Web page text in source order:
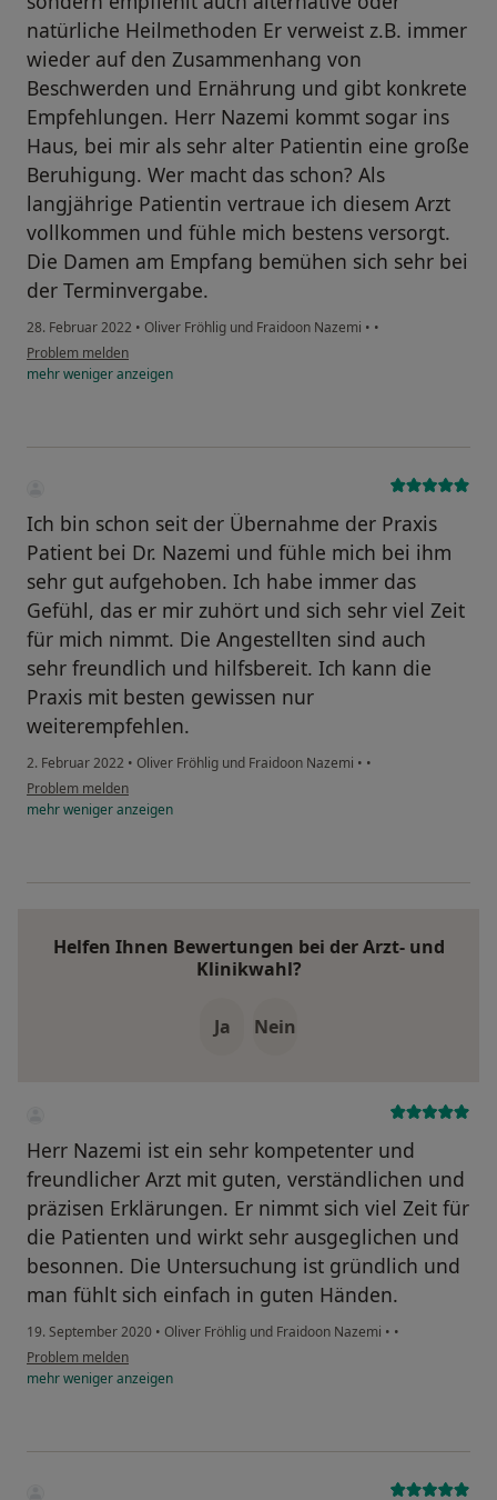
natürliche Heilmethoden Er verweist z.B. immer
wieder auf den Zusammenhang von
Beschwerden und Ernährung und gibt konkrete
Empfehlungen. Herr Nazemi kommt sogar ins
Haus, bei mir als sehr alter Patientin eine große
Beruhigung. Wer macht das schon? Als
langjährige Patientin vertraue ich diesem Arzt
vollkommen und fühle mich bestens versorgt.
Die Damen am Empfang bemühen sich sehr bei
der Terminvergabe.
28. Februar 2022 • Oliver Fröhlig und Fraidoon Nazemi • •
Problem melden
mehrwenigeranzeigen
Ich bin schon seit der Übernahme der Praxis
Patient bei Dr. Nazemi und fühle mich bei ihm
sehr gut aufgehoben. Ich habe immer das
Gefühl, das er mir zuhört und sich sehr viel Zeit
für mich nimmt. Die Angestellten sind auch
sehr freundlich und hilfsbereit. Ich kann die
Praxis mit besten gewissen nur
weiterempfehlen.
2. Februar 2022 • Oliver Fröhlig und Fraidoon Nazemi • •
Problem melden
mehrwenigeranzeigen
Helfen Ihnen Bewertungen bei der Arzt- und
Klinikwahl?
Ja Nein
Herr Nazemi ist ein sehr kompetenter und
freundlicher Arzt mit guten, verständlichen und
präzisen Erklärungen. Er nimmt sich viel Zeit für
die Patienten und wirkt sehr ausgeglichen und
besonnen. Die Untersuchung ist gründlich und
man fühlt sich einfach in guten Händen.
19. September 2020 • Oliver Fröhlig und Fraidoon Nazemi • •
Problem melden
mehrwenigeranzeigen